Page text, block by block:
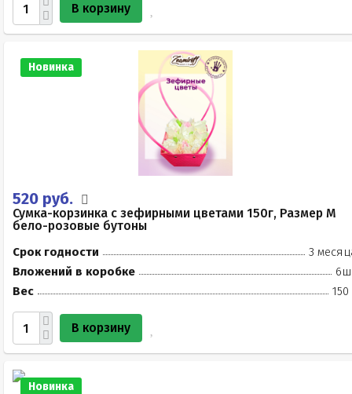
В корзину
Новинка
520 руб.
Сумка-корзинка с зефирными цветами 150г, Размер М
бело-розовые бутоны
Срок годности
3
Вложений в коробке
Вес
150
В корзину
Новинка